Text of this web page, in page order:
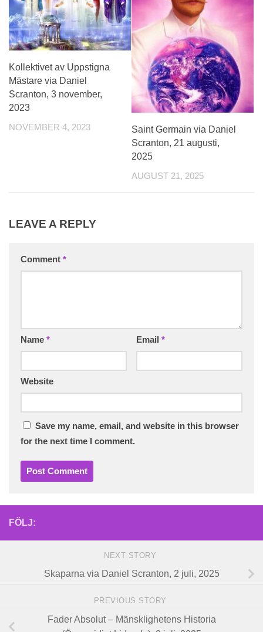
Kollektivet av Uppstigna
Mästare via Daniel
Scranton, 3 november,
2023
NOVEMBER 4, 2023
Saint Germain via Daniel
Scranton, 21 augusti,
2025
AUGUST 21, 2025
LEAVE A REPLY
Comment *
Name * Email *
Website
Save my name, email, and website in this browser
for the next time I comment.
FÖLJ:
NEXT STORY
Skaparna via Daniel Scranton, 2 juli, 2025
PREVIOUS STORY
Fader Absolut – Mänsklighetens Historia